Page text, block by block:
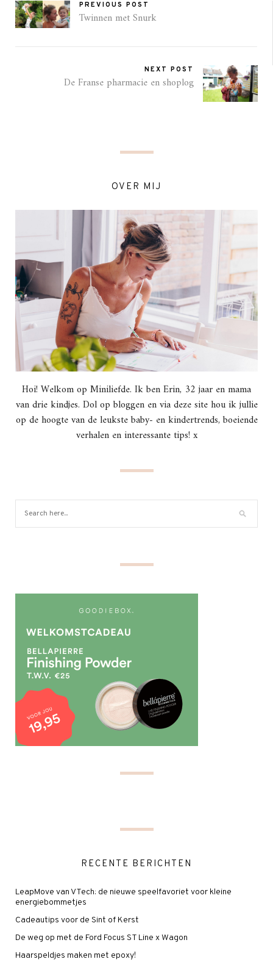
PREVIOUS POST
Twinnen met Snurk
NEXT POST
De Franse pharmacie en shoplog
OVER MIJ
Hoi! Welkom op Miniliefde. Ik ben Erin, 32 jaar en mama
van drie kindjes. Dol op bloggen en via deze site hou ik jullie
op de hoogte van de leukste baby- en kindertrends, boeiende
verhalen en interessante tips! x
RECENTE BERICHTEN
LeapMove van VTech: de nieuwe speelfavoriet voor kleine
energiebommetjes
Cadeautips voor de Sint of Kerst
De weg op met de Ford Focus ST Line x Wagon
Haarspeldjes maken met epoxy!